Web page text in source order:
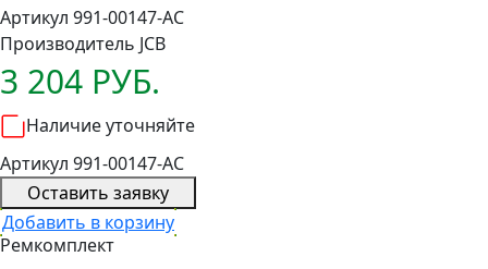
Артикул 991-00147-AC
Производитель JCB
3 204 РУБ.
Наличие уточняйте
Артикул 991-00147-AC
Оставить заявку
Добавить в корзину
Ремкомплект